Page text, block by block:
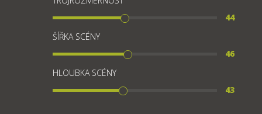
44
ŠÍŘKA SCÉNY
46
HLOUBKA SCÉNY
43